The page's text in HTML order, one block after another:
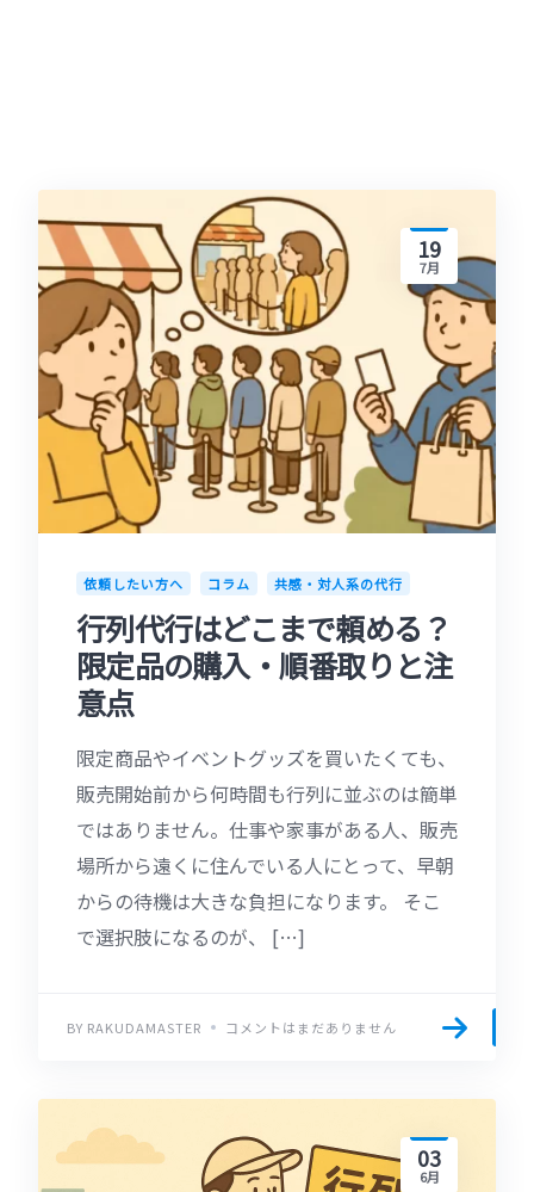
19
7月
依頼したい方へ コラム 共感・対人系の代行
行列代行はどこまで頼める？
限定品の購入・順番取りと注
意点
限定商品やイベントグッズを買いたくても、
販売開始前から何時間も行列に並ぶのは簡単
ではありません。仕事や家事がある人、販売
場所から遠くに住んでいる人にとって、早朝
からの待機は大きな負担になります。 そこ
で選択肢になるのが、 […]
BY RAKUDAMASTER コメントはまだありません
03
6月